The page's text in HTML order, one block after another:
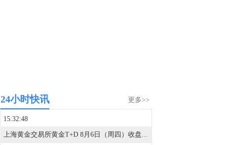
更多>>
24小时快讯
15:32:48
上海黄金交易所黄金T+D 8月6日（周四）收盘上涨3.38%报925.5元/克；上海黄金交易所白银T+D 8月6日（周四）收盘上涨2.32%报15070.0元/千克。